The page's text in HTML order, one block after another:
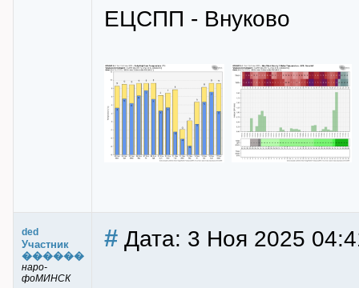
ЕЦСПП - Внуково
ded
Участник
������
наро-
фоМИНСК
# Дата: 3 Ноя 2025